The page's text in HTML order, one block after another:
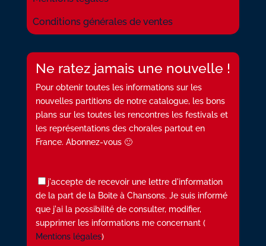
Conditions générales de ventes
Ne ratez jamais une nouvelle !
Pour obtenir toutes les informations sur les
nouvelles partitions de notre catalogue, les bons
plans sur les toutes les rencontres les festivals et
les représentations des chorales partout en
France. Abonnez-vous 🙂
j'accepte de recevoir une lettre d'information
de la part de la Boite à Chansons. Je suis informé
que j'ai la possibilité de consulter, modifier,
supprimer les informations me concernant (
Mentions légales)